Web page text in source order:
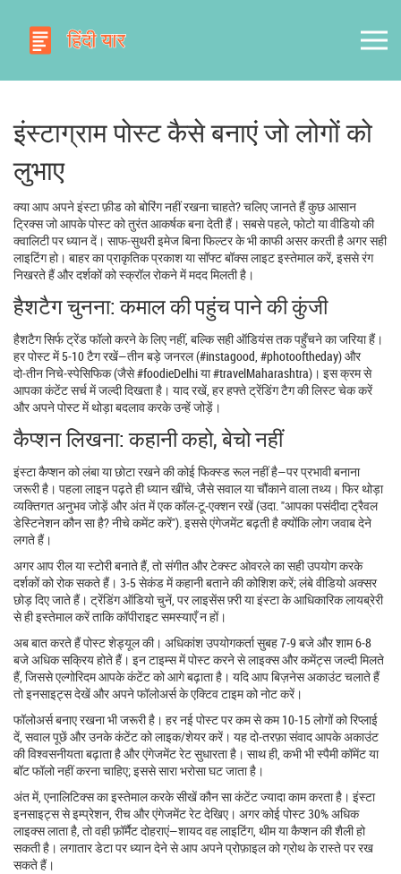
इंस्टाग्राम पोस्ट कैसे बनाएं जो लोगों को
लुभाए
क्या आप अपने इंस्टा फ़ीड को बोरिंग नहीं रखना चाहते? चलिए जानते हैं कुछ आसान
ट्रिक्स जो आपके पोस्ट को तुरंत आकर्षक बना देती हैं। सबसे पहले, फोटो या वीडियो की
क्वालिटी पर ध्यान दें। साफ‑सुथरी इमेज बिना फिल्टर के भी काफी असर करती है अगर सही
लाइटिंग हो। बाहर का प्राकृतिक प्रकाश या सॉफ्ट बॉक्स लाइट इस्तेमाल करें, इससे रंग
निखरते हैं और दर्शकों को स्क्रॉल रोकने में मदद मिलती है।
हैशटैग चुनना: कमाल की पहुंच पाने की कुंजी
हैशटैग सिर्फ ट्रेंड फॉलो करने के लिए नहीं, बल्कि सही ऑडियंस तक पहुँचने का जरिया हैं।
हर पोस्ट में 5‑10 टैग रखें—तीन बड़े जनरल (#instagood, #photooftheday) और
दो‑तीन निचे‑स्पेसिफिक (जैसे #foodieDelhi या #travelMaharashtra)। इस क्रम से
आपका कंटेंट सर्च में जल्दी दिखता है। याद रखें, हर हफ्ते ट्रेंडिंग टैग की लिस्ट चेक करें
और अपने पोस्ट में थोड़ा बदलाव करके उन्हें जोड़ें।
कैप्शन लिखना: कहानी कहो, बेचो नहीं
इंस्टा कैप्शन को लंबा या छोटा रखने की कोई फिक्स्ड रूल नहीं है—पर प्रभावी बनाना
जरूरी है। पहला लाइन पढ़ते ही ध्यान खींचे, जैसे सवाल या चौंकाने वाला तथ्य। फिर थोड़ा
व्यक्तिगत अनुभव जोड़ें और अंत में एक कॉल‑टू‑एक्शन रखें (उदा. "आपका पसंदीदा ट्रैवल
डेस्टिनेशन कौन सा है? नीचे कमेंट करें"). इससे एंगेजमेंट बढ़ती है क्योंकि लोग जवाब देने
लगते हैं।
अगर आप रील या स्टोरी बनाते हैं, तो संगीत और टेक्स्ट ओवरले का सही उपयोग करके
दर्शकों को रोक सकते हैं। 3‑5 सेकंड में कहानी बताने की कोशिश करें; लंबे वीडियो अक्सर
छोड़ दिए जाते हैं। ट्रेंडिंग ऑडियो चुनें, पर लाइसेंस फ़्री या इंस्टा के आधिकारिक लायब्रेरी
से ही इस्तेमाल करें ताकि कॉपीराइट समस्याएँ न हों।
अब बात करते हैं पोस्ट शेड्यूल की। अधिकांश उपयोगकर्ता सुबह 7‑9 बजे और शाम 6‑8
बजे अधिक सक्रिय होते हैं। इन टाइम्स में पोस्ट करने से लाइक्स और कमेंट्स जल्दी मिलते
हैं, जिससे एल्गोरिदम आपके कंटेंट को आगे बढ़ाता है। यदि आप बिज़नेस अकाउंट चलाते हैं
तो इनसाइट्स देखें और अपने फॉलोअर्स के एक्टिव टाइम को नोट करें।
फॉलोअर्स बनाए रखना भी जरूरी है। हर नई पोस्ट पर कम से कम 10‑15 लोगों को रिप्लाई
दें, सवाल पूछें और उनके कंटेंट को लाइक/शेयर करें। यह दो‑तरफ़ा संवाद आपके अकाउंट
की विश्वसनीयता बढ़ाता है और एंगेजमेंट रेट सुधारता है। साथ ही, कभी भी स्पैमी कॉमेंट या
बॉट फॉलो नहीं करना चाहिए; इससे सारा भरोसा घट जाता है।
अंत में, एनालिटिक्स का इस्तेमाल करके सीखें कौन सा कंटेंट ज्यादा काम करता है। इंस्टा
इनसाइट्स से इम्प्रेशन, रीच और एंगेजमेंट रेट देखिए। अगर कोई पोस्ट 30% अधिक
लाइक्स लाता है, तो वही फ़ॉर्मैट दोहराएं—शायद वह लाइटिंग, थीम या कैप्शन की शैली हो
सकती है। लगातार डेटा पर ध्यान देने से आप अपने प्रोफ़ाइल को ग्रोथ के रास्ते पर रख
सकते हैं।